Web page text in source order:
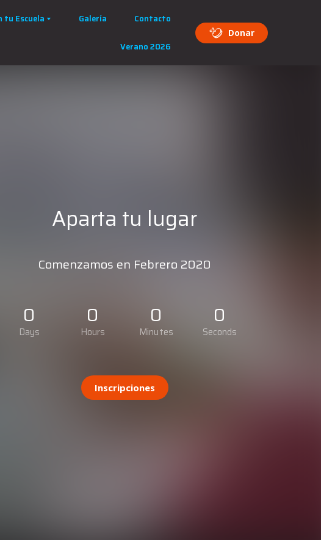
tu Escuela Galería Contacto
Verano 2026
Donar
Aparta tu lugar
Comenzamos en Febrero 2020
0
Days
0
Hours
0
Minutes
0
Seconds
Inscripciones